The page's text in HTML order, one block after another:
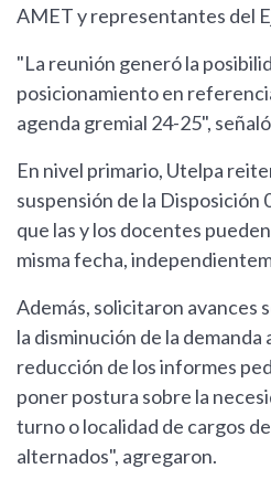
AMET y representantes del
"La reunión generó la
posicionamiento en
agenda gremial 24-25",
En nivel primario, Utelpa
suspensión de la
que las y los docentes
misma fecha,
Además, solicitaron avances
la disminución de la
reducción de los informes
poner postura sobre la
turno o localidad de cargos
alternados", agregaron.